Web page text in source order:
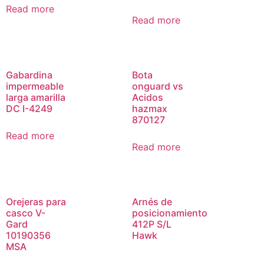
Read more
Read more
Gabardina
impermeable
larga amarilla
DC I-4249
Read more
Bota
onguard vs
Acidos
hazmax
870127
Read more
Orejeras para
casco V-
Gard
10190356
MSA
Arnés de
posicionamiento
412P S/L
Hawk